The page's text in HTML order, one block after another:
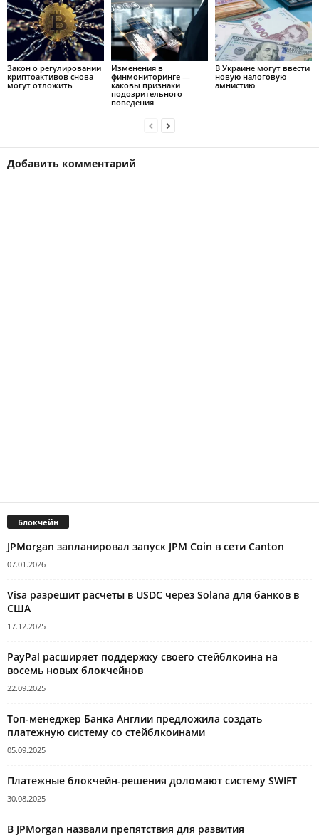
Закон о регулировании
криптоактивов снова
могут отложить
Изменения в
финмониторинге —
каковы признаки
подозрительного
поведения
В Украине могут ввести
новую налоговую
амнистию
Добавить комментарий
Блокчейн
JPMorgan запланировал запуск JPM Coin в сети Canton
07.01.2026
Visa разрешит расчеты в USDC через Solana для банков в
США
17.12.2025
PayPal расширяет поддержку своего стейблкоина на
восемь новых блокчейнов
22.09.2025
Топ-менеджер Банка Англии предложила создать
платежную систему со стейблкоинами
05.09.2025
Платежные блокчейн-решения доломают систему SWIFT
30.08.2025
В JPMorgan назвали препятствия для развития